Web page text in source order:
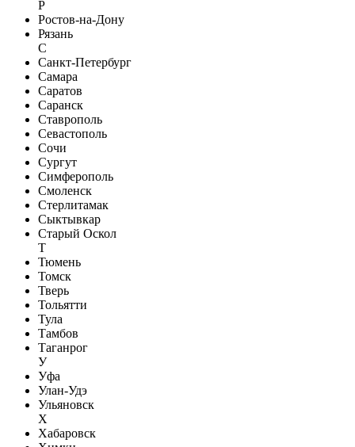
Р
Ростов-на-Дону
Рязань
С
Санкт-Петербург
Самара
Саратов
Саранск
Ставрополь
Севастополь
Сочи
Сургут
Симферополь
Смоленск
Стерлитамак
Сыктывкар
Старый Оскол
Т
Тюмень
Томск
Тверь
Тольятти
Тула
Тамбов
Таганрог
У
Уфа
Улан-Удэ
Ульяновск
Х
Хабаровск